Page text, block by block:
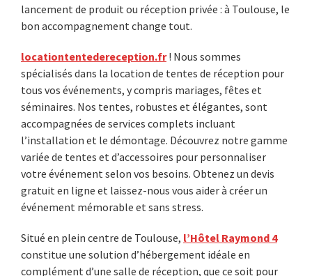
lancement de produit ou réception privée : à Toulouse, le
bon accompagnement change tout.
locationtentedereception.fr! Nous sommes
spécialisés dans la location de tentes de réception pour
tous vos événements, y compris mariages, fêtes et
séminaires. Nos tentes, robustes et élégantes, sont
accompagnées de services complets incluant
l’installation et le démontage. Découvrez notre gamme
variée de tentes et d’accessoires pour personnaliser
votre événement selon vos besoins. Obtenez un devis
gratuit en ligne et laissez-nous vous aider à créer un
événement mémorable et sans stress.
Situé en plein centre de Toulouse, l’Hôtel Raymond 4
constitue une solution d’hébergement idéale en
complément d’une salle de réception, que ce soit pour